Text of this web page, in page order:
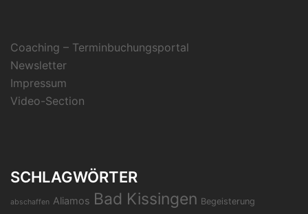
Coaching – Terminbuchungsportal
Newsletter
Impressum
Video-Section
SCHLAGWÖRTER
abschaffen Aliamos Bad Kissingen Begeisterung